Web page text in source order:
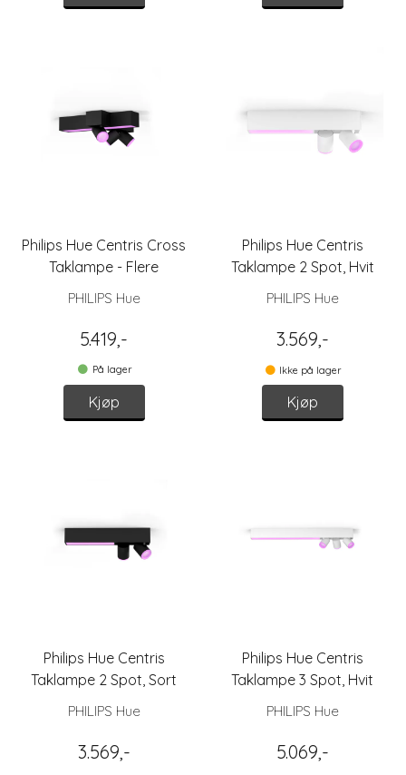
Philips Hue Centris Cross
Taklampe - Flere
Varianter
PHILIPS Hue
5.419,-
På lager
Kjøp
Philips Hue Centris
Taklampe 2 Spot, Hvit
PHILIPS Hue
3.569,-
Ikke på lager
Kjøp
Philips Hue Centris
Taklampe 2 Spot, Sort
PHILIPS Hue
3.569,-
Philips Hue Centris
Taklampe 3 Spot, Hvit
PHILIPS Hue
5.069,-